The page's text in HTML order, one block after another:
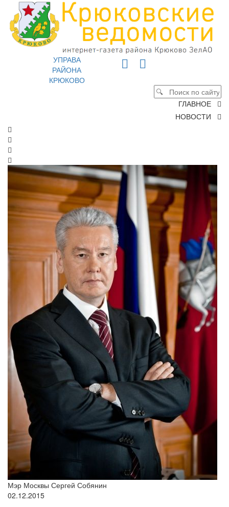
УПРАВА
РАЙОНА
КРЮКОВО
ГЛАВНОЕ
НОВОСТИ
Мэр Москвы Сергей Собянин
02.12.2015